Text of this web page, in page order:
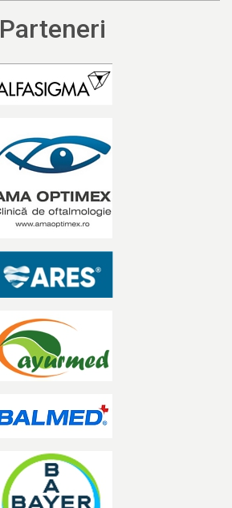
Parteneri